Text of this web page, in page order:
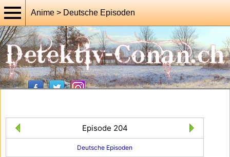
Anime > Deutsche Episoden
Episode 204
Deutsche Episoden